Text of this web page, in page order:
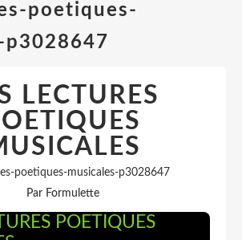
poetiques-
p3028647
LECTURES
poetiques-musicales-p3028647
Par Formulette